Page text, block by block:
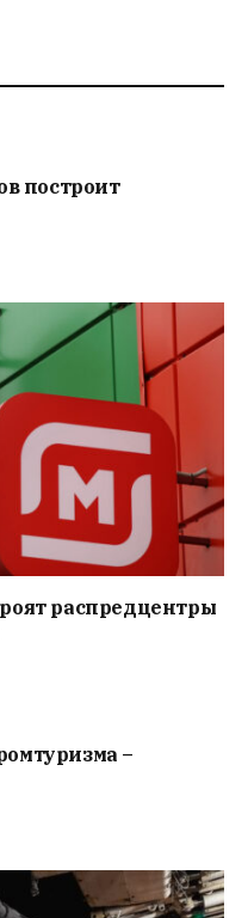
построит
распредцентры
–